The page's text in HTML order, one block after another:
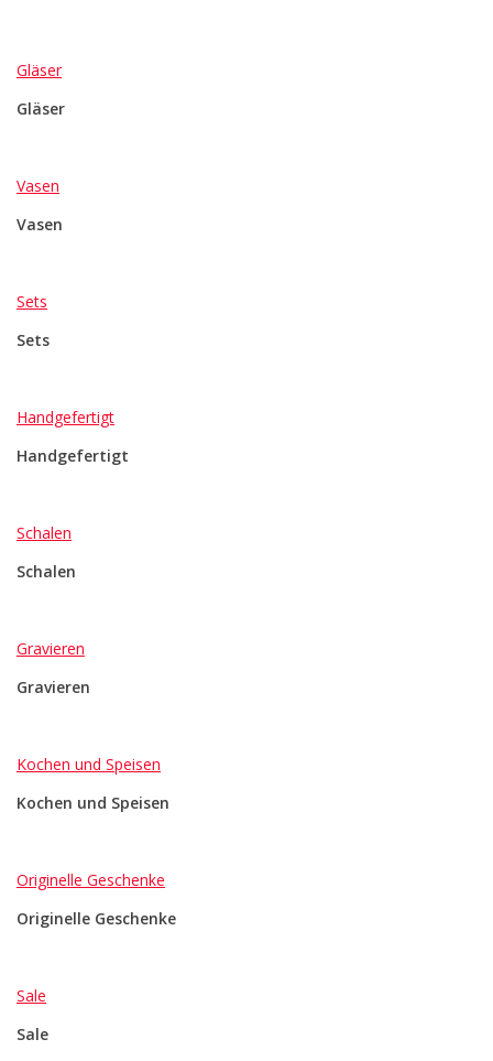
Gläser
Gläser
Vasen
Vasen
Sets
Sets
Handgefertigt
Handgefertigt
Schalen
Schalen
Gravieren
Gravieren
Kochen und Speisen
Kochen und Speisen
Originelle Geschenke
Originelle Geschenke
Sale
Sale